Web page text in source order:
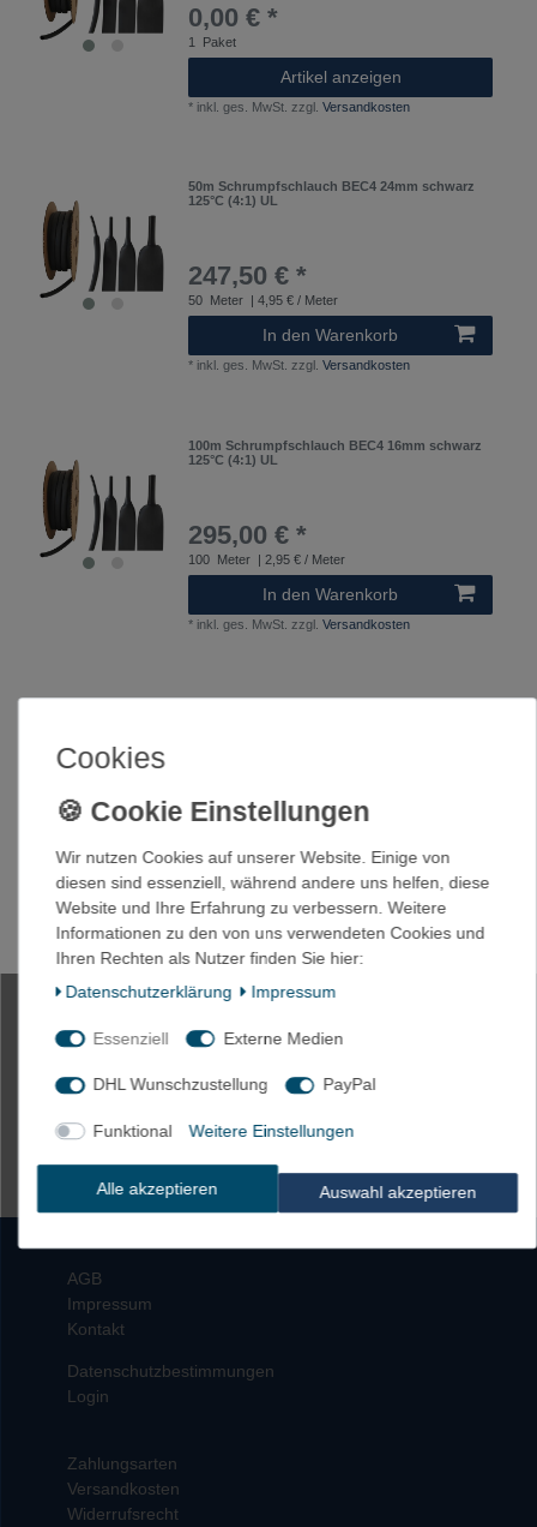
0,00 € *
1 Paket
Artikel anzeigen
* inkl. ges. MwSt. zzgl.Versandkosten
50m Schrumpfschlauch BEC4 24mm schwarz
125°C (4:1) UL
247,50 € *
50 Meter | 4,95 € / Meter
In den Warenkorb
* inkl. ges. MwSt. zzgl.Versandkosten
100m Schrumpfschlauch BEC4 16mm schwarz
125°C (4:1) UL
295,00 € *
100 Meter | 2,95 € / Meter
In den Warenkorb
* inkl. ges. MwSt. zzgl.Versandkosten
100m Schrumpfschlauch BEC4 12mm schwarz
265,00 € *
100 Meter | 2,65 € / Meter
In den Warenkorb
*inkl. ges. MwSt.zzgl.Versandkosten
100m Schrumpfschlauch BEC4 8mm schwarz
175,00 € *
Meter | 1,75 € / Meter
*inkl. ges. MwSt.zzgl.Versandkosten
AGB
Impressum
Kontakt
Datenschutzbestimmungen
Login
Zahlungsarten
Versandkosten
Widerrufsrecht
Cookies
Wir nutzen Cookies auf unserer Website. Einige von
diesen sind essenziell, während andere uns helfen, diese
Website und Ihre Erfahrung zu verbessern. Weitere
Informationen zu den von uns verwendeten Cookies und
Ihren Rechten als Nutzer finden Sie hier:
Daten­schutz­erklärung
Impressum
Essenziell Externe Medien
DHL Wunschzustellung PayPal
Funktional Weitere Einstellungen
Alle akzeptieren Auswahl akzeptieren